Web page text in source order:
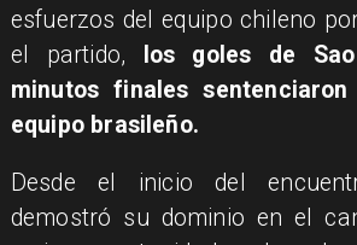
esfuerzos del equipo chileno
el partido, los goles de
minutos finales
equipo brasileño.
​Desde el inicio del
demostró su dominio en el